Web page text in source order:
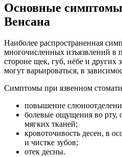
Основные симптомы
Венсана
Наиболее распространенная
многочисленных изъязвлений в
стороне щек, губ, нёбе и других
могут варьироваться, в
Симптомы при язвенном
повышение
болевые ощущения во рту,
мягких тканей;
кровоточивость десен, в
и чистке зубов;
отек десны.